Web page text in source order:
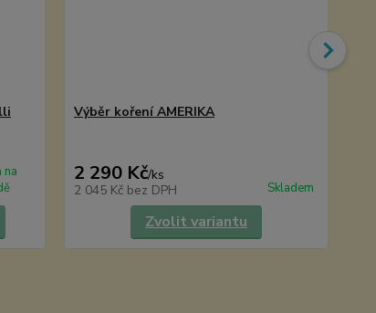
na
Výběr koření AMERIKA
2 290 Kč/ks
2 045 Kč bez DPH Skladem
Zvolit variantu